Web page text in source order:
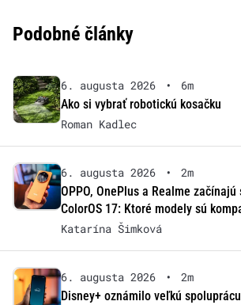
Podobné články
6. augusta 2026 •
6m
Ako si vybrať robotickú kosačku
Roman Kadlec
6. augusta 2026 •
2m
OPPO, OnePlus a Realme
ColorOS 17: Ktoré modely sú
Katarína Šimková
6. augusta 2026 •
2m
Disney+ oznámilo veľkú